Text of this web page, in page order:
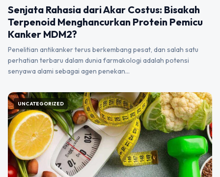
Senjata Rahasia dari Akar Costus: Bisakah
Terpenoid Menghancurkan Protein Pemicu
Kanker MDM2?
Penelitian antikanker terus berkembang pesat, dan salah satu
perhatian terbaru dalam dunia farmakologi adalah potensi
senyawa alami sebagai agen penekan…
UNCATEGORIZED